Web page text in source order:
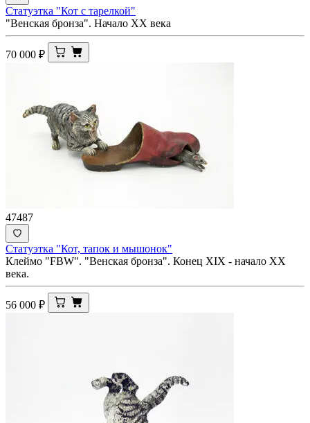
Статуэтка "Кот с тарелкой"
"Венская бронза". Начало ХХ века
70 000 ₽
47487
Статуэтка "Кот, тапок и мышонок"
Клеймо "FBW". "Венская бронза". Конец XIX - начало ХХ
века.
56 000 ₽